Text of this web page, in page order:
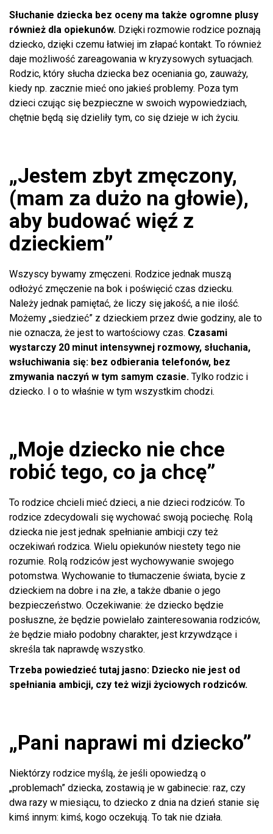
Słuchanie dziecka bez oceny ma także ogromne plusy
również dla opiekunów. Dzięki rozmowie rodzice poznają
dziecko, dzięki czemu łatwiej im złapać kontakt. To również
daje możliwość zareagowania w kryzysowych sytuacjach.
Rodzic, który słucha dziecka bez oceniania go, zauważy,
kiedy np. zacznie mieć ono jakieś problemy. Poza tym
dzieci czując się bezpieczne w swoich wypowiedziach,
chętnie będą się dzieliły tym, co się dzieje w ich życiu.
„Jestem zbyt zmęczony,
(mam za dużo na głowie),
aby budować więź z
dzieckiem”
Wszyscy bywamy zmęczeni. Rodzice jednak muszą
odłożyć zmęczenie na bok i poświęcić czas dziecku.
Należy jednak pamiętać, że liczy się jakość, a nie ilość.
Możemy „siedzieć” z dzieckiem przez dwie godziny, ale to
nie oznacza, że jest to wartościowy czas. Czasami
wystarczy 20 minut intensywnej rozmowy, słuchania,
wsłuchiwania się: bez odbierania telefonów, bez
zmywania naczyń w tym samym czasie. Tylko rodzic i
dziecko. I o to właśnie w tym wszystkim chodzi.
„Moje dziecko nie chce
robić tego, co ja chcę”
To rodzice chcieli mieć dzieci, a nie dzieci rodziców. To
rodzice zdecydowali się wychować swoją pociechę. Rolą
dziecka nie jest jednak spełnianie ambicji czy też
oczekiwań rodzica. Wielu opiekunów niestety tego nie
rozumie. Rolą rodziców jest wychowywanie swojego
potomstwa. Wychowanie to tłumaczenie świata, bycie z
dzieckiem na dobre i na złe, a także dbanie o jego
bezpieczeństwo. Oczekiwanie: że dziecko będzie
posłuszne, że będzie powielało zainteresowania rodziców,
że będzie miało podobny charakter, jest krzywdzące i
skreśla tak naprawdę wszystko.
Trzeba powiedzieć tutaj jasno: Dziecko nie jest od
spełniania ambicji, czy też wizji życiowych rodziców.
„Pani naprawi mi dziecko”
Niektórzy rodzice myślą, że jeśli opowiedzą o
„problemach” dziecka, zostawią je w gabinecie: raz, czy
dwa razy w miesiącu, to dziecko z dnia na dzień stanie się
kimś innym: kimś, kogo oczekują. To tak nie działa.